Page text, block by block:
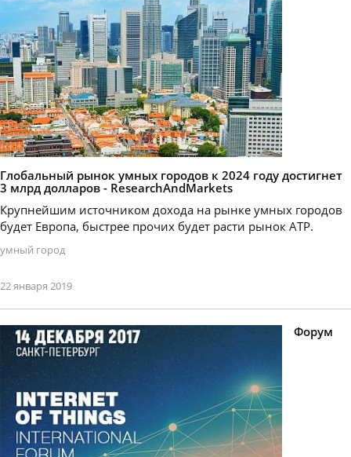
Глобальный рынок умных городов к 2024 году достигнет
3 млрд долларов - ResearchAndMarkets
Крупнейшим источником дохода на рынке умных городов
будет Европа, быстрее прочих будет расти рынок АТР.
умный город
22 января 2019
Форум